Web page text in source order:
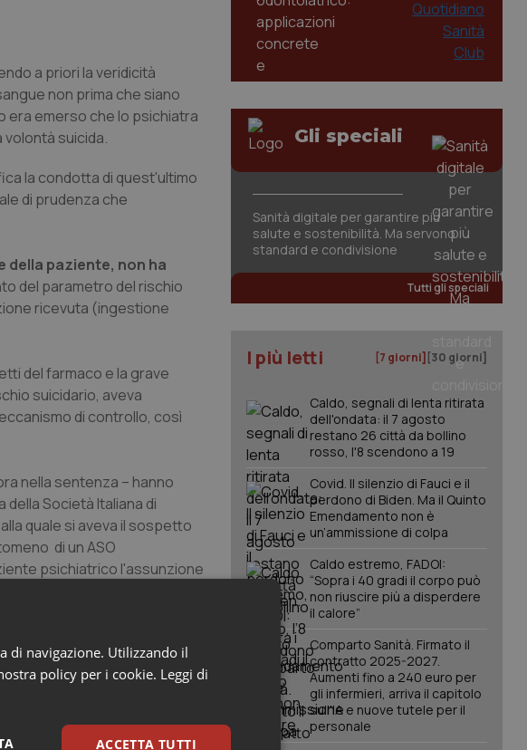
a priori la veridicità
non prima che siano
era emerso che lo psichiatra
suicida.
la condotta di quest'ultimo
di prudenza che
della paziente, non ha
del parametro del rischio
ricevuta (ingestione
del farmaco e la grave
suicidario, aveva
di controllo, così
nella sentenza – hanno
Società Italiana di
quale si aveva il sospetto
di un ASO
psichiatrico l'assunzione
si sarebbe dovuto
presso una struttura di
del medico
aveva prospettato la
di vigilare sulla donna. Se
alla certezza. Si tratta
Gli speciali
Sanità digitale per garantire più
salute e sostenibilità. Ma servono
standard e condivisione
Tutti gli speciali
I più letti [7 giorni] [30 giorni]
Caldo, segnali di lenta ritirata
dell'ondata: il 7 agosto
restano 26 città da bollino
rosso, l'8 scendono a 19
Covid. Il silenzio di Fauci e il
perdono di Biden. Ma il Quinto
Emendamento non è
un’ammissione di colpa
Caldo estremo, FADOI:
“Sopra i 40 gradi il corpo può
non riuscire più a disperdere
il calore”
Comparto Sanità. Firmato il
contratto 2025-2027.
Aumenti fino a 240 euro per
gli infermieri, arriva il capitolo
sull'IA e nuove tutele per il
personale
di navigazione. Utilizzando il
policy per i cookie. Leggi di
ACCETTA TUTTI